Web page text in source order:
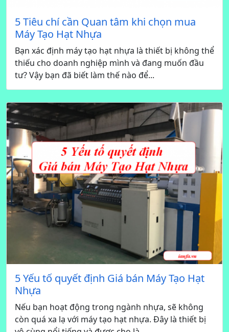
5 Tiêu chí cần Quan tâm khi chọn mua
Máy Tạo Hạt Nhựa
Bạn xác định máy tạo hạt nhựa là thiết bị không thể
thiếu cho doanh nghiệp mình và đang muốn đầu
tư? Vậy bạn đã biết làm thế nào để...
5 Yếu tố quyết định Giá bán Máy Tạo Hạt
Nhựa
Nếu bạn hoạt động trong ngành nhựa, sẽ không
còn quá xa lạ với máy tạo hạt nhựa. Đây là thiết bị